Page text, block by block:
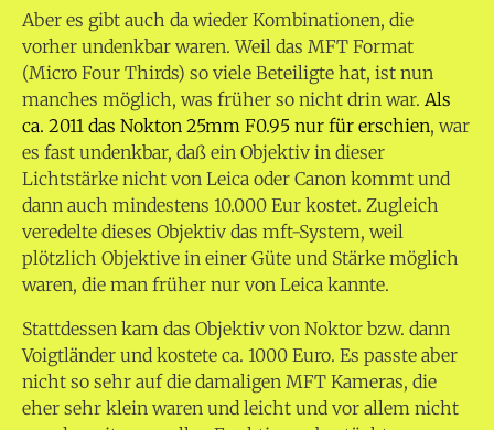
Aber es gibt auch da wieder Kombinationen, die
vorher undenkbar waren. Weil das MFT Format
(Micro Four Thirds) so viele Beteiligte hat, ist nun
manches möglich, was früher so nicht drin war. Als
ca. 2011 das Nokton 25mm F0.95 nur für erschien, war
es fast undenkbar, daß ein Objektiv in dieser
Lichtstärke nicht von Leica oder Canon kommt und
dann auch mindestens 10.000 Eur kostet. Zugleich
veredelte dieses Objektiv das mft-System, weil
plötzlich Objektive in einer Güte und Stärke möglich
waren, die man früher nur von Leica kannte.
Stattdessen kam das Objektiv von Noktor bzw. dann
Voigtländer und kostete ca. 1000 Euro. Es passte aber
nicht so sehr auf die damaligen MFT Kameras, die
eher sehr klein waren und leicht und vor allem nicht